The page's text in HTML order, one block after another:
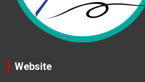
Website